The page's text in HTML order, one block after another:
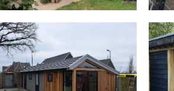
VERANDA MET BAR